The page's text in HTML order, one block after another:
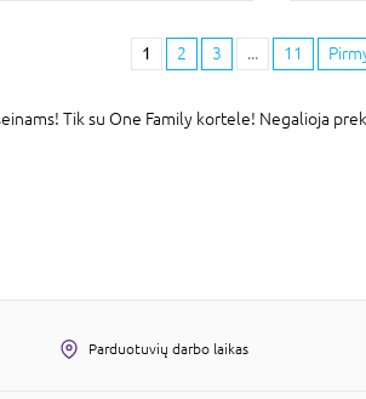
1 2 3 ... 11
Tik su One Family kortele! Negalioja
Parduotuvių darbo laikas